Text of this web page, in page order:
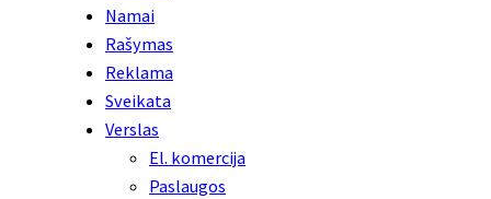
Namai
Rašymas
Reklama
Sveikata
Verslas
El. komercija
Paslaugos